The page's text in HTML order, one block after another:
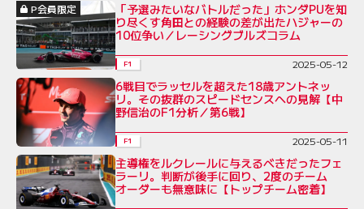
P会員限定
「予選みたいなバトルだった」ホンダPUを知
り尽くす角田との経験の差が出たハジャーの
10位争い／レーシングブルズコラム
F1 2025-05-12
6戦目でラッセルを超えた18歳アントネッ
リ。その抜群のスピードセンスへの見解【中
野信治のF1分析／第6戦】
F1 2025-05-11
主導権をルクレールに与えるべきだったフェ
ラーリ。判断が後手に回り、2度のチーム
オーダーも無意味に【トップチーム密着】